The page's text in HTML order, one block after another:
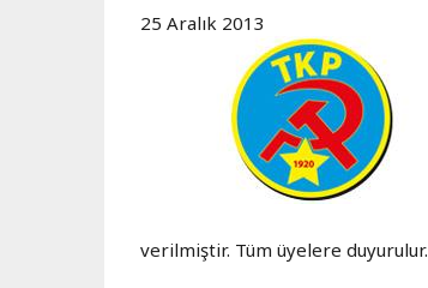
25 Aralık 2013
verilmiştir. Tüm üyelere duyurulur.